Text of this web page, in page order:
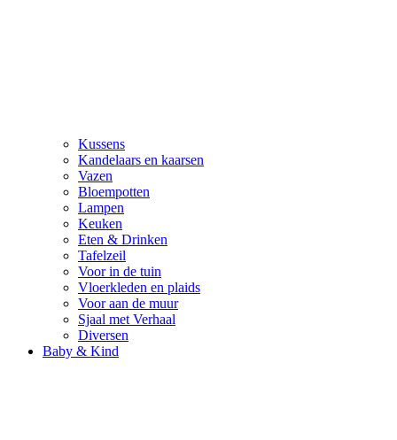
Kussens
Kandelaars en kaarsen
Vazen
Bloempotten
Lampen
Keuken
Eten & Drinken
Tafelzeil
Voor in de tuin
Vloerkleden en plaids
Voor aan de muur
Sjaal met Verhaal
Diversen
Baby & Kind